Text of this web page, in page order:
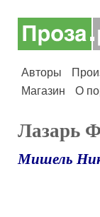
Авторы
Магазин
О
Лазарь
Мишель